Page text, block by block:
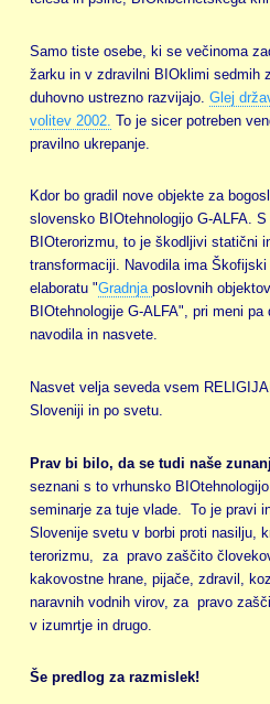
Samo tiste osebe, ki se večinoma
žarku in v zdravilni BIOklimi sedmih
duhovno ustrezno razvijajo. Glej
volitev 2002. To je sicer potreben
pravilno ukrepanje.
Kdor bo gradil nove objekte za
slovensko BIOtehnologijo G-ALFA. S
BIOterorizmu, to je škodljivi statični
transformaciji. Navodila ima
elaboratu "Gradnja poslovnih
BIOtehnologije G-ALFA", pri meni
navodila in nasvete.
Nasvet velja seveda vsem
Sloveniji in po svetu.
Prav bi bilo, da se tudi naše
seznani s to vrhunsko
seminarje za tuje vlade. To je pravi
Slovenije svetu v borbi proti nasilju,
terorizmu, za pravo zaščito
kakovostne hrane, pijače, zdravil,
naravnih vodnih virov, za pravo
v izumrtje in drugo.
Še predlog za razmislek!